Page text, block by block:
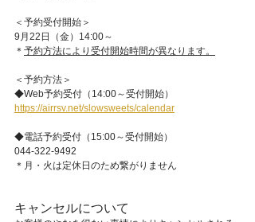
＜予約受付開始＞
9月22日（金）14:00～
＊ 予約方法により受付開始時間が異なります。
＜予約方法＞
◆Web予約受付（14:00～受付開始）
https://airrsv.net/slowsweets/calendar
◆電話予約受付（15:00～受付開始）
044-322-9492
＊月・火は定休日のため繋がりません
キャンセルについて